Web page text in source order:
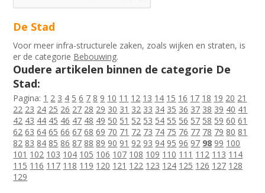
De Stad
Voor meer infra-structurele zaken, zoals wijken en straten, is
er de categorie Bebouwing.
Oudere artikelen binnen de categorie De
Stad:
Pagina: 1 2 3 4 5 6 7 8 9 10 11 12 13 14 15 16 17 18 19 20 21
22 23 24 25 26 27 28 29 30 31 32 33 34 35 36 37 38 39 40 41
42 43 44 45 46 47 48 49 50 51 52 53 54 55 56 57 58 59 60 61
62 63 64 65 66 67 68 69 70 71 72 73 74 75 76 77 78 79 80 81
82 83 84 85 86 87 88 89 90 91 92 93 94 95 96 97 98 99 100
101 102 103 104 105 106 107 108 109 110 111 112 113 114
115 116 117 118 119 120 121 122 123 124 125 126 127 128
129